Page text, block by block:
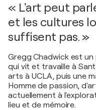
« L'art peut
et les cultures
suffisent pas. »
Gregg Chadwick est
qui vit et travaille à
arts à UCLA, puis une
Homme de passion,
actuellement à
lieu et de mémoire.